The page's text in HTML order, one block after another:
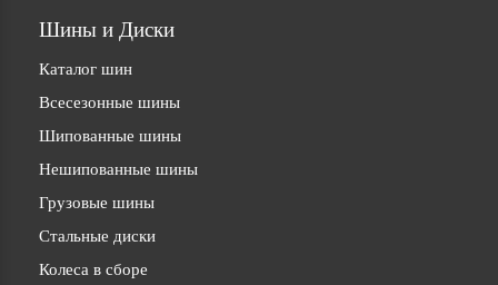
Шины и Диски
Каталог шин
Всесезонные шины
Шипованные шины
Нешипованные шины
Грузовые шины
Стальные диски
Колеса в сборе